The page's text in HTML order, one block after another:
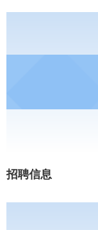
招聘信息